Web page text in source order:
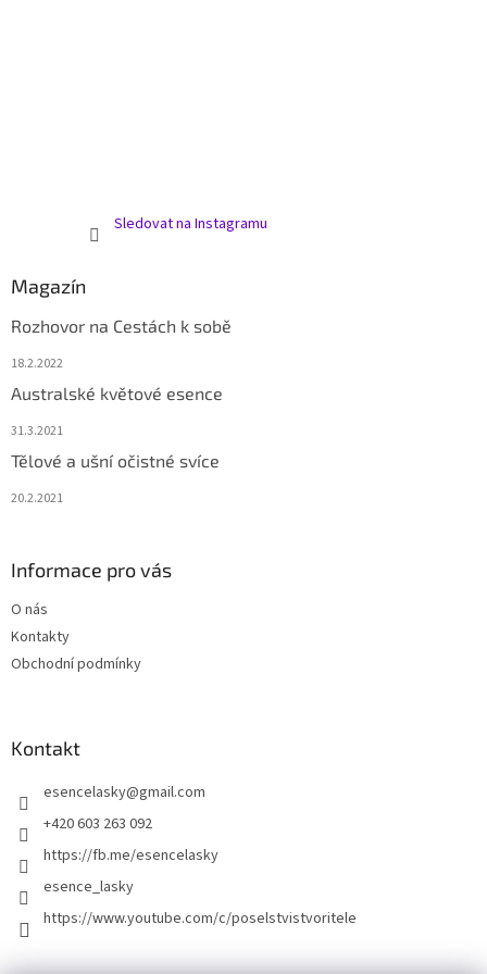
Sledovat na Instagramu
Magazín
Rozhovor na Cestách k sobě
18.2.2022
Australské květové esence
31.3.2021
Tělové a ušní očistné svíce
20.2.2021
Informace pro vás
O nás
Kontakty
Obchodní podmínky
Kontakt
esencelasky@gmail.com
+420 603 263 092
https://fb.me/esencelasky
esence_lasky
https://www.youtube.com/c/poselstvistvoritele